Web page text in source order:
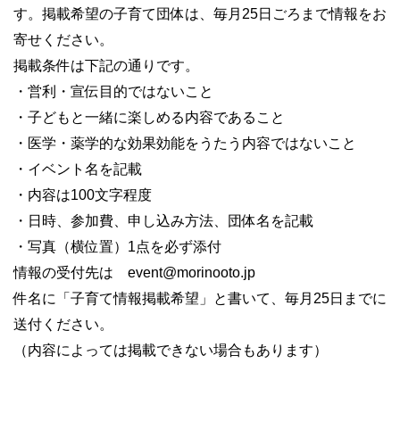
す。掲載希望の子育て団体は、毎月25日ごろまで情報をお
寄せください。
掲載条件は下記の通りです。
・営利・宣伝目的ではないこと
・子どもと一緒に楽しめる内容であること
・医学・薬学的な効果効能をうたう内容ではないこと
・イベント名を記載
・内容は100文字程度
・日時、参加費、申し込み方法、団体名を記載
・写真（横位置）1点を必ず添付
情報の受付先は event@morinooto.jp
件名に「子育て情報掲載希望」と書いて、毎月25日までに
送付ください。
（内容によっては掲載できない場合もあります）